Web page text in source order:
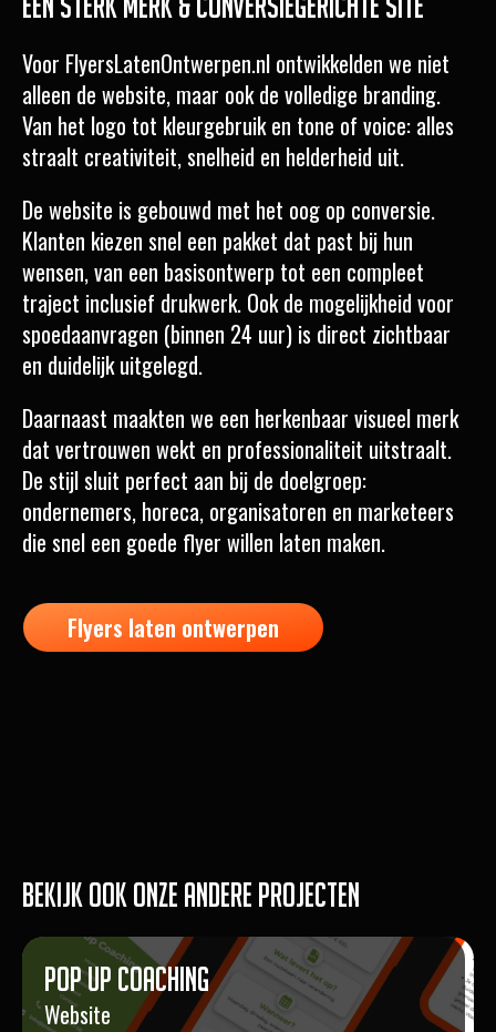
Voor FlyersLatenOntwerpen.nl ontwikkelden we niet
alleen de website, maar ook de volledige branding.
Van het logo tot kleurgebruik en tone of voice: alles
straalt creativiteit, snelheid en helderheid uit.
De website is gebouwd met het oog op conversie.
Klanten kiezen snel een pakket dat past bij hun
wensen, van een basisontwerp tot een compleet
traject inclusief drukwerk. Ook de mogelijkheid voor
spoedaanvragen (binnen 24 uur) is direct zichtbaar
en duidelijk uitgelegd.
Daarnaast maakten we een herkenbaar visueel merk
dat vertrouwen wekt en professionaliteit uitstraalt.
De stijl sluit perfect aan bij de doelgroep:
ondernemers, horeca, organisatoren en marketeers
die snel een goede flyer willen laten maken.
Flyers laten ontwerpen
Bekijk ook onze andere projecten
Pop Up Coaching
Website